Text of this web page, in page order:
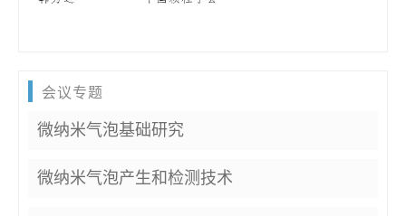
会议专题
微纳米气泡基础研究
微纳米气泡产生和检测技术